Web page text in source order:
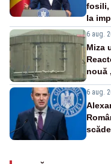
fosili,
la
6 aug.
Miza
nouă
6 aug.